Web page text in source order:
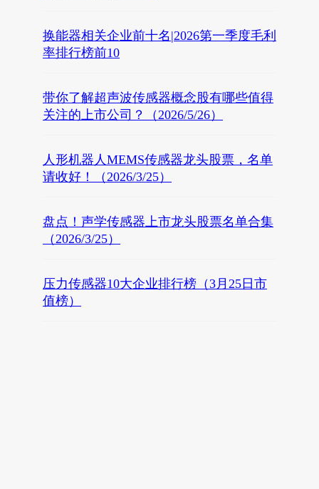
换能器相关企业前十名|2026第一季度毛利
率排行榜前10
带你了解超声波传感器概念股有哪些值得
关注的上市公司？（2026/5/26）
人形机器人MEMS传感器龙头股票，名单
请收好！（2026/3/25）
盘点！声学传感器上市龙头股票名单合集
（2026/3/25）
压力传感器10大企业排行榜（3月25日市
值榜）